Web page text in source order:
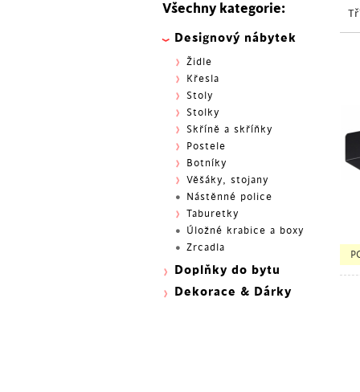
Všechny kategorie:
Designový nábytek
Židle
Křesla
Stoly
Stolky
Skříně a skříňky
Postele
Botníky
Věšáky, stojany
Nástěnné police
Taburetky
Úložné krabice a boxy
Zrcadla
Doplňky do bytu
Dekorace & Dárky